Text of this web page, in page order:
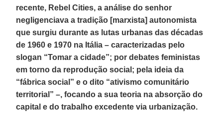
recente, Rebel Cities, a análise do senhor
negligenciava a tradição [marxista] autonomista
que surgiu durante as lutas urbanas das décadas
de 1960 e 1970 na Itália – caracterizadas pelo
slogan “Tomar a cidade”; por debates feministas
em torno da reprodução social; pela ideia da
“fábrica social” e o dito “ativismo comunitário
territorial” –, focando a sua teoria na absorção do
capital e do trabalho excedente via urbanização.